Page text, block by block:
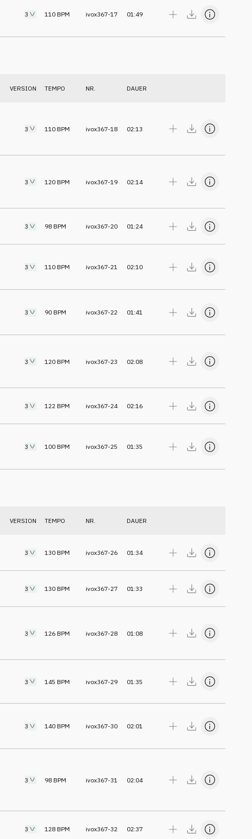
3 110 BPM ivox367-17 01:49
VERSION TEMPO NR. DAUER
3 110 BPM ivox367-18 02:13
3 120 BPM ivox367-19 02:14
3 98 BPM ivox367-20 01:24
3 110 BPM ivox367-21 02:10
3 90 BPM ivox367-22 01:41
3 120 BPM ivox367-23 02:08
3 122 BPM ivox367-24 02:16
3 100 BPM ivox367-25 01:35
VERSION TEMPO NR. DAUER
3 130 BPM ivox367-26 01:34
3 130 BPM ivox367-27 01:33
3 126 BPM ivox367-28 01:08
3 145 BPM ivox367-29 01:35
3 140 BPM ivox367-30 02:01
3 98 BPM ivox367-31 02:04
3 128 BPM ivox367-32 02:37